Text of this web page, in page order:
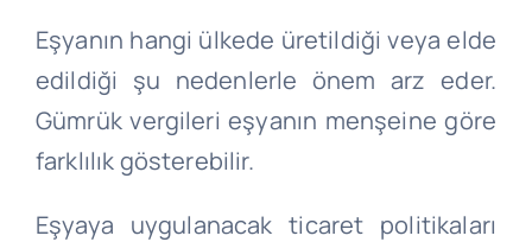
Eşyanın hangi ülkede üretildiği veya elde
edildiği şu nedenlerle önem arz eder.
Gümrük vergileri eşyanın menşeine göre
farklılık gösterebilir.
Eşyaya uygulanacak ticaret politikaları